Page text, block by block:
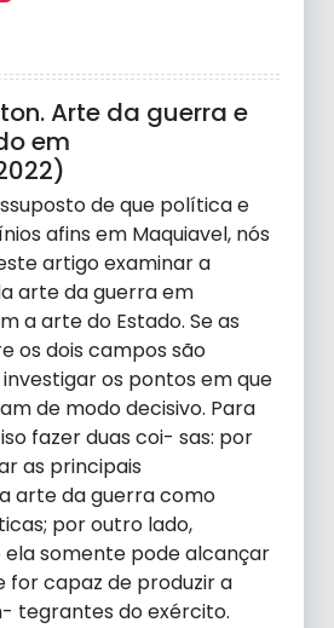
Arte da guerra e
em
de que política e
afins em Maquiavel, nós
artigo examinar a
arte da guerra em
a arte do Estado. Se as
os dois campos são
os pontos em que
de modo decisivo. Para
fazer duas coi- sas: por
as principais
arte da guerra como
por outro lado,
somente pode alcançar
for capaz de produzir a
tegrantes do exército.